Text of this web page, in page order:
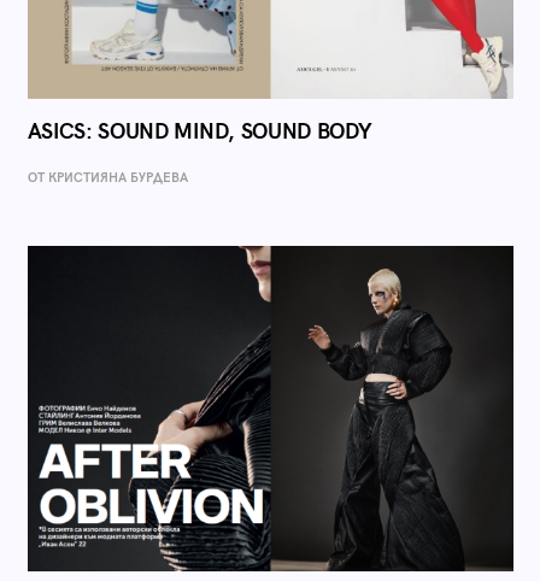
ASICS: SOUND MIND, SOUND BODY
ОТ КРИСТИЯНА БУРДЕВА